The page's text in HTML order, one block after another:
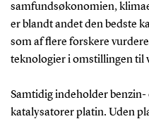
samfundsøkonomien,
er blandt andet den bedste
som af flere forskere
teknologier i omstillingen til
Samtidig indeholder benzin-
katalysatorer platin. Uden